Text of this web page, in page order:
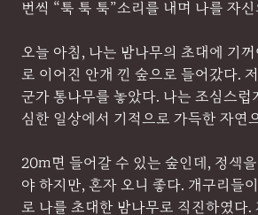
번씩 “툭 툭 툭”소리를 내며 나를 자
오늘 아침, 나는 밤나무의 초대에 기
로 이어진 안개 낀 숲으로 들어갔다.
군가 통나무를 놓았다. 나는 조심스
심한 일상에서 기적으로 가득한 자연
20m면 들어갈 수 있는 숲인데, 정색
야 하지만, 혼자 오니 좋다. 개구리들
로 나를 초대한 밤나무로 직진하였다